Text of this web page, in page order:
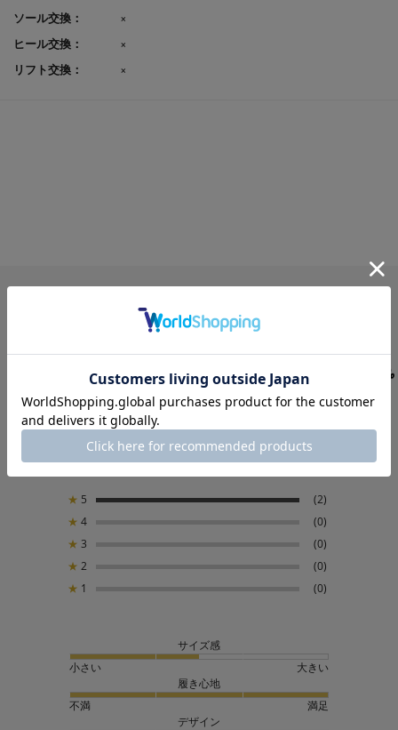
ソール交換：
×
ヒール交換：
×
リフト交換：
×
USER'S REVIEW
5.0
レビュー件数：2件
★ 5
(2)
★ 4
(0)
★ 3
(0)
★ 2
(0)
★ 1 (0)
サイズ感
小さい
大きい
履き心地
不満
満足
デザイン